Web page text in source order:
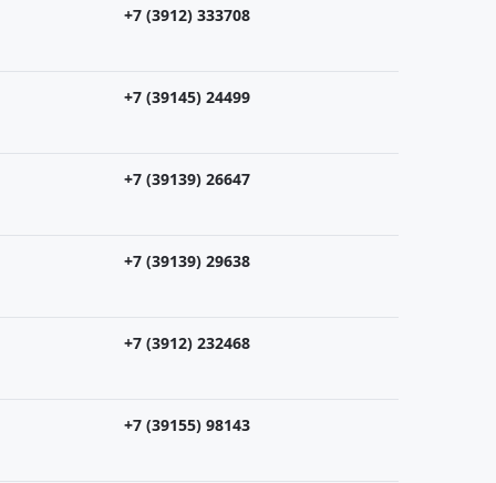
+7 (3912) 333708
+7 (39145) 24499
+7 (39139) 26647
+7 (39139) 29638
+7 (3912) 232468
+7 (39155) 98143